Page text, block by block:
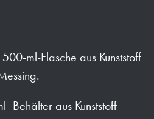
ml-Flasche aus Kunststoff
Behälter aus Kunststoff